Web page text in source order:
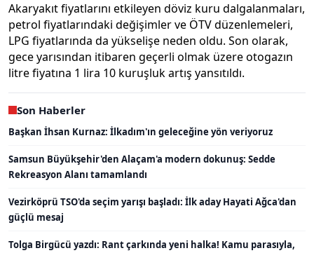
Akaryakıt fiyatlarını etkileyen döviz kuru dalgalanmaları,
petrol fiyatlarındaki değişimler ve ÖTV düzenlemeleri,
LPG fiyatlarında da yükselişe neden oldu. Son olarak,
gece yarısından itibaren geçerli olmak üzere otogazın
litre fiyatına 1 lira 10 kuruşluk artış yansıtıldı.
Son Haberler
Başkan İhsan Kurnaz: İlkadım'ın geleceğine yön veriyoruz
Samsun Büyükşehir'den Alaçam'a modern dokunuş: Sedde
Rekreasyon Alanı tamamlandı
Vezirköprü TSO'da seçim yarışı başladı: İlk aday Hayati Ağca'dan
güçlü mesaj
Tolga Birgücü yazdı: Rant çarkında yeni halka! Kamu parasıyla,